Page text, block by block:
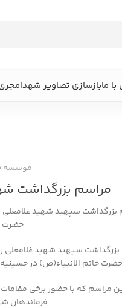
مابازسازی تصاویر شهدا
موسسه
مراسم بزرگداشت
بزرگداشت سپهبد شهید
حضرت
سپهبد شهید غلامعلی
حضرت خاتم الانبیاء(ص) در
مراسم که با حضور برخی
فرماندهان